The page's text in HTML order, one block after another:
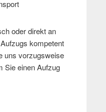
oder direkt an
kompetent
uns vorzugsweise
Sie einen Aufzug